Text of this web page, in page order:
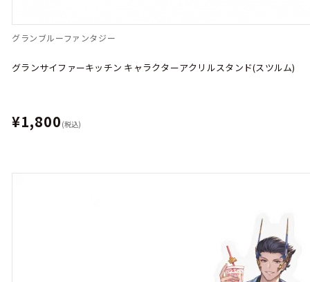
グランブルーファンタジー
グランサイファーキッチン キャラクターアクリルスタンド(スツルム)
¥1,800 (税込)